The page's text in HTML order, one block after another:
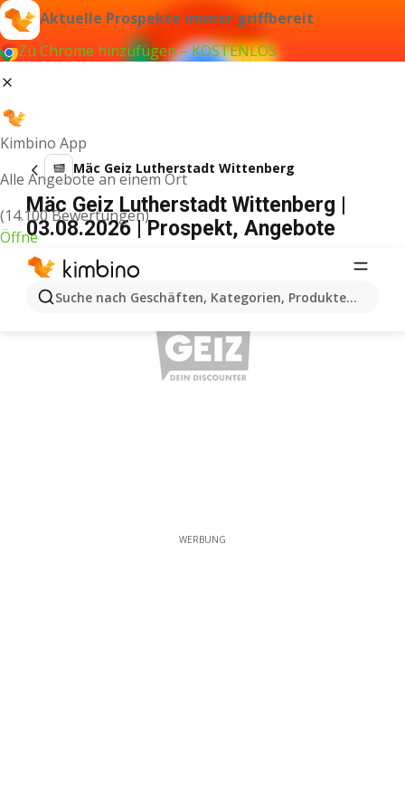
Aktuelle Prospekte immer griffbereit
Zu Chrome hinzufügen – KOSTENLOS
Kimbino App
Alle Angebote an einem Ort
(14.100 Bewertungen)
Öffne
Suche nach Geschäften, Kategorien, Produkten...
Mäc Geiz Lutherstadt Wittenberg
Mäc Geiz Lutherstadt Wittenberg |
03.08.2026 | Prospekt, Angebote
WERBUNG